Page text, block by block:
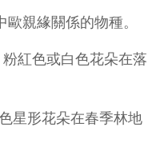
親緣關係的物種。
粉紅色或白色花朵在落
星形花朵在春季林地